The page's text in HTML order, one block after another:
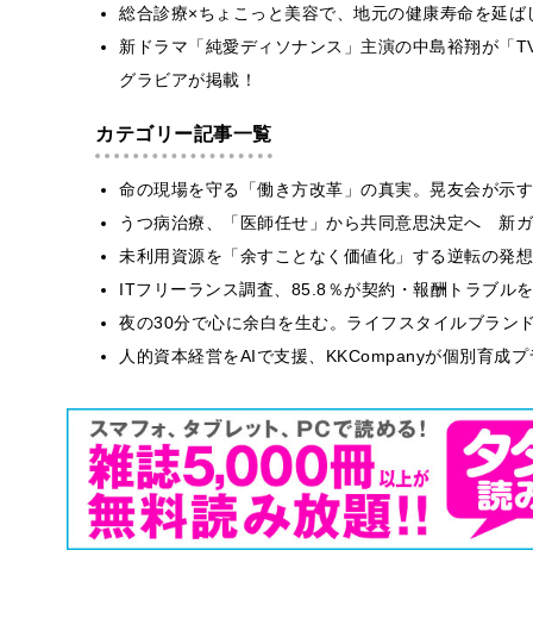
総合診療×ちょこっと美容で、地元の健康寿命を延
新ドラマ「純愛ディソナンス」主演の中島裕翔が「
グラビアが掲載！
カテゴリー記事一覧
命の現場を守る「働き方改革」の真実。晃友会が示
うつ病治療、「医師任せ」から共同意思決定へ 新
未利用資源を「余すことなく価値化」する逆転の発
ITフリーランス調査、85.8％が契約・報酬トラブ
夜の30分で心に余白を生む。ライフスタイルブラン
人的資本経営をAIで支援、KKCompanyが個別育成